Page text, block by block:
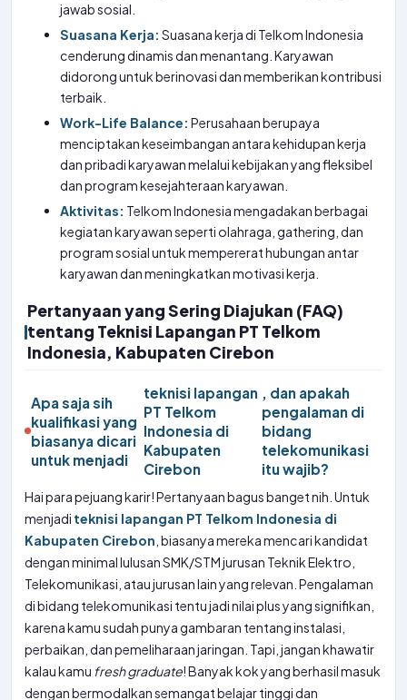
jawab sosial.
Suasana Kerja: Suasana kerja di Telkom Indonesia
cenderung dinamis dan menantang. Karyawan
didorong untuk berinovasi dan memberikan kontribusi
terbaik.
Work-Life Balance: Perusahaan berupaya
menciptakan keseimbangan antara kehidupan kerja
dan pribadi karyawan melalui kebijakan yang fleksibel
dan program kesejahteraan karyawan.
Aktivitas: Telkom Indonesia mengadakan berbagai
kegiatan karyawan seperti olahraga, gathering, dan
program sosial untuk mempererat hubungan antar
karyawan dan meningkatkan motivasi kerja.
Pertanyaan yang Sering Diajukan (FAQ)
tentang Teknisi Lapangan PT Telkom
Indonesia, Kabupaten Cirebon
Apa saja sih
kualifikasi yang
biasanya dicari
untuk menjadi
teknisi lapangan
PT Telkom
Indonesia di
Kabupaten
Cirebon
, dan apakah
pengalaman di
bidang
telekomunikasi
itu wajib?
Hai para pejuang karir! Pertanyaan bagus banget nih. Untuk
menjadi teknisi lapangan PT Telkom Indonesia di
Kabupaten Cirebon , biasanya mereka mencari kandidat
dengan minimal lulusan SMK/STM jurusan Teknik Elektro,
Telekomunikasi, atau jurusan lain yang relevan. Pengalaman
di bidang telekomunikasi tentu jadi nilai plus yang signifikan,
karena kamu sudah punya gambaran tentang instalasi,
perbaikan, dan pemeliharaan jaringan. Tapi, jangan khawatir
kalau kamu fresh graduate! Banyak kok yang berhasil masuk
dengan bermodalkan semangat belajar tinggi dan